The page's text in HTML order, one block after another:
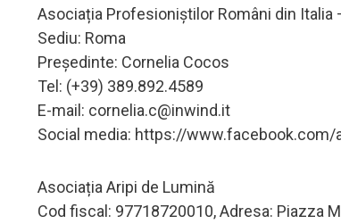
Asociația Profesioniștilor Români din Italia
Sediu: Roma
Președinte: Cornelia Cocos
Tel: (+39) 389.892.4589
E-mail: cornelia.c@inwind.it
Social media: https://www.facebook.com/
Asociația Aripi de Lumină
Cod fiscal: 97718720010, Adresa: Piazza